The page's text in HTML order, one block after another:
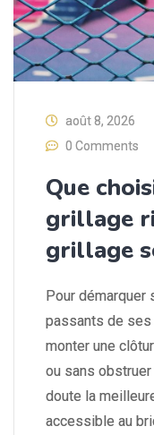
août 8, 2026
0 Comments
Que
grillage
grillage
Pour démarquer
passants de ses
monter une
ou sans
doute la
accessible au